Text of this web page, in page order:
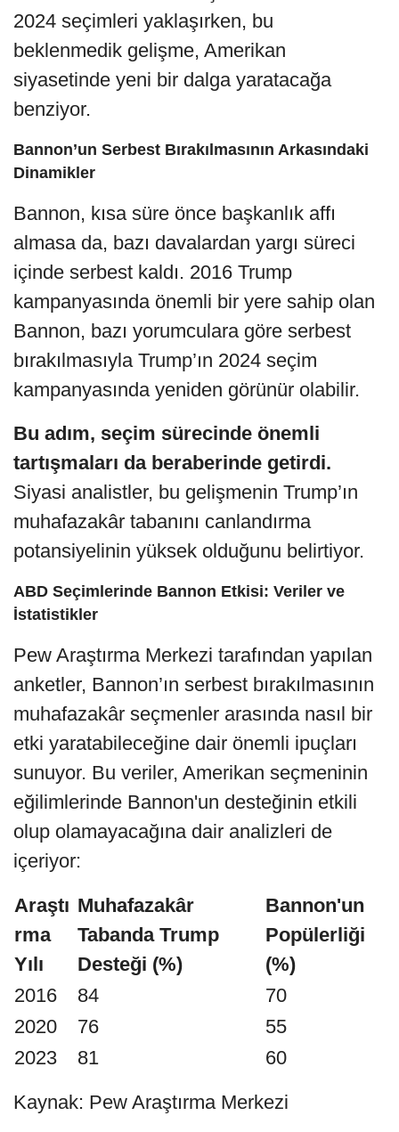
2024 seçimleri yaklaşırken, bu
beklenmedik gelişme, Amerikan
siyasetinde yeni bir dalga yaratacağa
benziyor.
Bannon’un Serbest Bırakılmasının Arkasındaki
Dinamikler
Bannon, kısa süre önce başkanlık affı
almasa da, bazı davalardan yargı süreci
içinde serbest kaldı. 2016 Trump
kampanyasında önemli bir yere sahip olan
Bannon, bazı yorumculara göre serbest
bırakılmasıyla Trump’ın 2024 seçim
kampanyasında yeniden görünür olabilir.
Bu adım, seçim sürecinde önemli
tartışmaları da beraberinde getirdi.
Siyasi analistler, bu gelişmenin Trump’ın
muhafazakâr tabanını canlandırma
potansiyelinin yüksek olduğunu belirtiyor.
ABD Seçimlerinde Bannon Etkisi: Veriler ve
İstatistikler
Pew Araştırma Merkezi tarafından yapılan
anketler, Bannon’ın serbest bırakılmasının
muhafazakâr seçmenler arasında nasıl bir
etki yaratabileceğine dair önemli ipuçları
sunuyor. Bu veriler, Amerikan seçmeninin
eğilimlerinde Bannon'un desteğinin etkili
olup olamayacağına dair analizleri de
içeriyor:
Araştı
rma
Yılı
Muhafazakâr
Tabanda Trump
Desteği (%)
Bannon'un
Popülerliği
(%)
2016
84
70
2020
76
55
2023
81
60
Kaynak: Pew Araştırma Merkezi